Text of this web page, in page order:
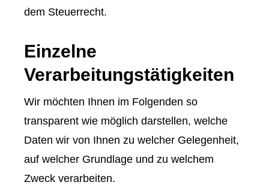
dem Steuerrecht.
Einzelne
Verarbeitungstätigkeiten
Wir möchten Ihnen im Folgenden so
transparent wie möglich darstellen, welche
Daten wir von Ihnen zu welcher Gelegenheit,
auf welcher Grundlage und zu welchem
Zweck verarbeiten.